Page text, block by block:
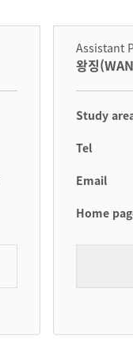
Assistant
왕징
Study
Tel
Email
Home